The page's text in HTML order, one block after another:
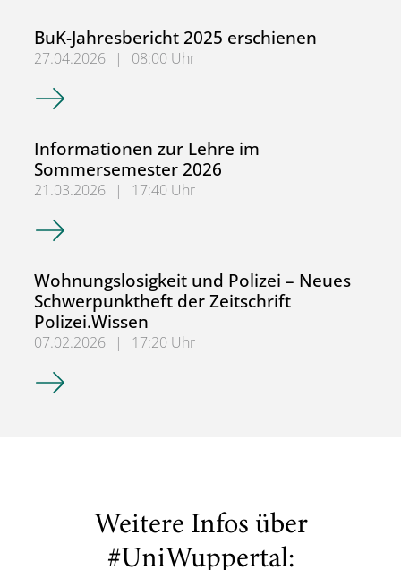
BuK-Jahresbericht 2025 erschienen
27.04.2026 |
08:00 Uhr
BuK-Jahresbericht 2025 erschienen
Informationen zur Lehre im
Sommersemester 2026
21.03.2026 |
17:40 Uhr
Informationen zur Lehre im Sommersemester 2026
Wohnungslosigkeit und Polizei – Neues
Schwerpunktheft der Zeitschrift
Polizei.Wissen
07.02.2026 |
17:20 Uhr
Wohnungslosigkeit und Polizei – Neues
Weitere Infos über
#UniWuppertal: